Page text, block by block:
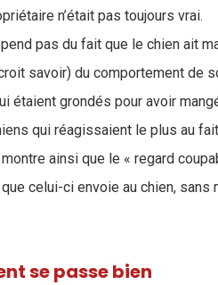
n’était pas toujours vrai.
pas du fait que le chien ait
savoir) du comportement de
étaient grondés pour avoir
qui réagissaient le plus au
ainsi que le « regard
celui-ci envoie au chien, sans
se passe bien